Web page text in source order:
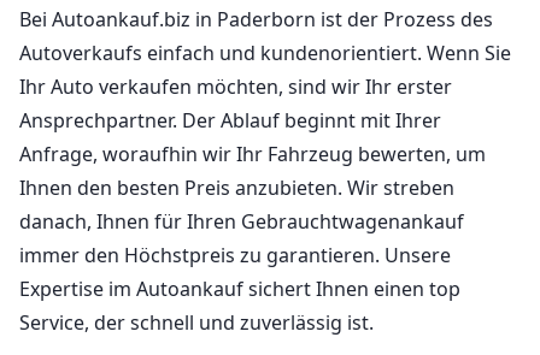
Bei Autoankauf.biz in Paderborn ist der Prozess des
Autoverkaufs einfach und kundenorientiert. Wenn Sie
Ihr Auto verkaufen möchten, sind wir Ihr erster
Ansprechpartner. Der Ablauf beginnt mit Ihrer
Anfrage, woraufhin wir Ihr Fahrzeug bewerten, um
Ihnen den besten Preis anzubieten. Wir streben
danach, Ihnen für Ihren Gebrauchtwagenankauf
immer den Höchstpreis zu garantieren. Unsere
Expertise im Autoankauf sichert Ihnen einen top
Service, der schnell und zuverlässig ist.